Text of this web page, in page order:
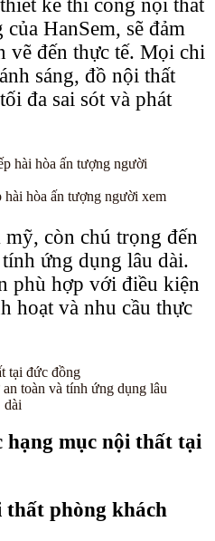
kế thi công nội thất
HanSem, sẽ đảm
vẽ đến thực tế. Mọi chi
sáng, đồ nội thất
đa sai sót và phát
hòa ấn tượng người xem
còn chú trọng đến
ứng dụng lâu dài.
phù hợp với điều kiện
hoạt và nhu cầu thực
toàn và tính ứng dụng lâu
dài
hạng mục nội thất tại
thất phòng khách